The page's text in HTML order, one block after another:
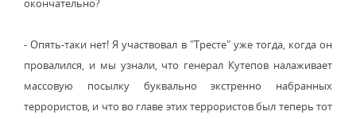
окончательно?
- Опять-таки нет! Я участвовал в "Тресте" уже тогда, когда он
провалился, и мы узнали, что генерал Кутепов налаживает
массовую посылку буквально экстренно набранных
террористов, и что во главе этих террористов был теперь тот